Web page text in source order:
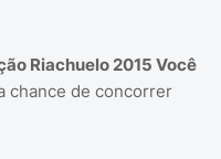
Riachuelo 2015 Você
chance de concorrer